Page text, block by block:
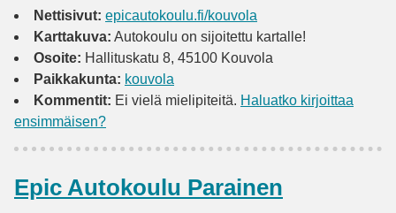
Nettisivut: epicautokoulu.fi/kouvola
Karttakuva: Autokoulu on sijoitettu kartalle!
Osoite: Hallituskatu 8, 45100 Kouvola
Paikkakunta: kouvola
Kommentit: Ei vielä mielipiteitä. Haluatko kirjoittaa
ensimmäisen?
Epic Autokoulu Parainen